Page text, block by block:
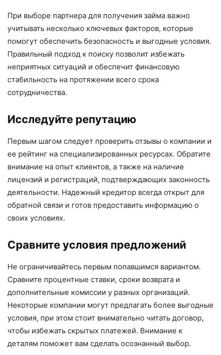
При выборе партнера для получения займа важно
учитывать несколько ключевых факторов, которые
помогут обеспечить безопасность и выгодные условия.
Правильный подход к поиску позволит избежать
неприятных ситуаций и обеспечит финансовую
стабильность на протяжении всего срока
сотрудничества.
Исследуйте репутацию
Первым шагом следует проверить отзывы о компании и
ее рейтинг на специализированных ресурсах. Обратите
внимание на опыт клиентов, а также на наличие
лицензий и регистраций, подтверждающих законность
деятельности. Надежный кредитор всегда открыт для
обратной связи и готов предоставить информацию о
своих условиях.
Сравните условия предложений
Не ограничивайтесь первым попавшимся вариантом.
Сравните процентные ставки, сроки возврата и
дополнительные комиссии у разных организаций.
Некоторые компании могут предлагать более выгодные
условия, при этом стоит внимательно читать договор,
чтобы избежать скрытых платежей. Внимание к
деталям поможет вам сделать осознанный выбор.